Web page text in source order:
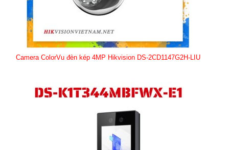
Camera ColorVu đèn kép 4MP Hikvision DS-2CD1147G2H-LIU